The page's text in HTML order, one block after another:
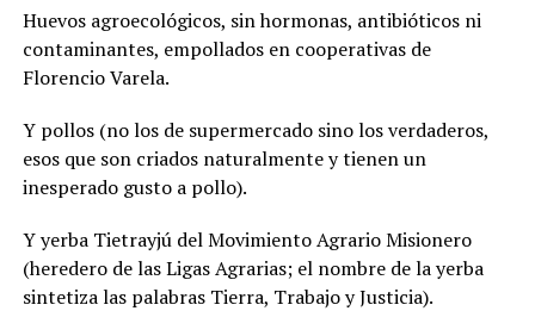
Huevos agroecológicos, sin hormonas, antibióticos ni
contaminantes, empollados en cooperativas de
Florencio Varela.
Y pollos (no los de supermercado sino los verdaderos,
esos que son criados naturalmente y tienen un
inesperado gusto a pollo).
Y yerba Tietrayjú del Movimiento Agrario Misionero
(heredero de las Ligas Agrarias; el nombre de la yerba
sintetiza las palabras Tierra, Trabajo y Justicia).